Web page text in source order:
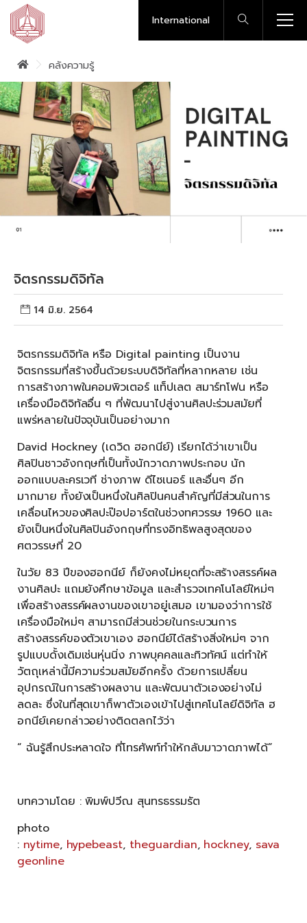
International
คลังความรู้
จิตรกรรมดิจิทัล
14 มิ.ย. 2564
จิตรกรรมดิจิทัล หรือ Digital painting เป็นงาน
จิตรกรรมที่สร้างขึ้นด้วยระบบดิจิทัลที่หลากหลาย เช่น
การสร้างภาพในคอมพิวเตอร์ แท็ปเลต สมาร์ทโฟน หรือ
เครื่องมือดิจิทัลอื่น ๆ ที่พัฒนาไปสู่งานศิลปะร่วมสมัยที่
แพร่หลายในปัจจุบันเป็นอย่างมาก
David Hockney (เดวิด ฮอกนีย์) เรียกได้ว่าเขาเป็น
ศิลปินชาวอังกฤษที่เป็นทั้งนักวาดภาพประกอบ นัก
ออกแบบละครเวที ช่างภาพ ดีไซเนอร์ และอื่นๆ อีก
มากมาย ทั้งยังเป็นหนึ่งในศิลปินคนสำคัญที่มีส่วนในการ
เคลื่อนไหวของศิลปะป๊อปอาร์ตในช่วงทศวรรษ 1960 และ
ยังเป็นหนึ่งในศิลปินอังกฤษที่ทรงอิทธิพลสูงสุดของ
ศตวรรษที่ 20
ในวัย 83 ปีของฮอกนีย์ ก็ยังคงไม่หยุดที่จะสร้างสรรค์ผล
งานศิลปะ แถมยังศึกษาข้อมูล และสำรวจเทคโนโลยีใหม่ๆ
เพื่อสร้างสรรค์ผลงานของเขาอยู่เสมอ เขามองว่าการใช้
เครื่องมือใหม่ๆ สามารถมีส่วนช่วยในกระบวนการ
สร้างสรรค์ของตัวเขาเอง ฮอกนีย์ได้สร้างสิ่งใหม่ๆ จาก
รูปแบบดั้งเดิมเช่นหุ่นนิ่ง ภาพบุคคลและทิวทัศน์ แต่ทำให้
วัตถุเหล่านี้มีความร่วมสมัยอีกครั้ง ด้วยการเปลี่ยน
อุปกรณ์ในการสร้างผลงาน และพัฒนาตัวเองอย่างไม่
ลดละ ซึ่งในที่สุดเขาก็พาตัวเองเข้าไปสู่เทคโนโลยีดิจิทัล ฮ
อกนีย์เคยกล่าวอย่างติดตลกไว้ว่า
“ ฉันรู้สึกประหลาดใจ ที่โทรศัพท์ทำให้กลับมาวาดภาพได้”
บทความโดย : พิมพ์ปวีณ สุนทรธรรมรัต
photo
: nytime, hypebeast, theguardian, hockney, sava
geonline